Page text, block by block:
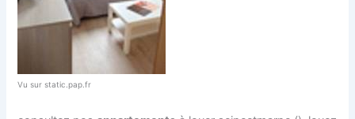
Vu sur static.pap.fr